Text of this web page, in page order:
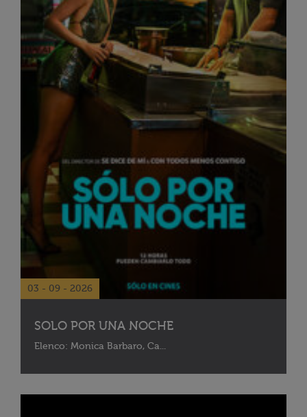
03 - 09 - 2026
SOLO POR UNA NOCHE
Elenco: Monica Barbaro, Ca...